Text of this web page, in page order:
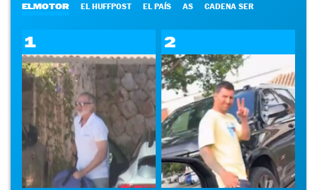
ELMOTOR EL HUFFPOST EL PAÍS AS CADENA SER
1 2